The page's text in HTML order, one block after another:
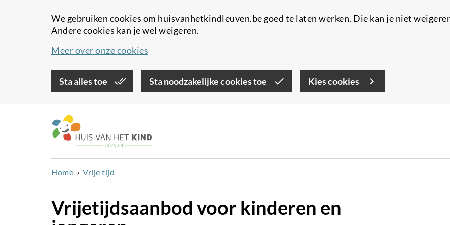
We gebruiken cookies om huisvanhetkindleuven.be goed te laten werken. Die kan je niet
Andere cookies kan je wel weigeren.
Meer over onze cookies
Sta alles toe Sta noodzakelijke cookies toe Kies cookies
Home Vrije tijd
Vrijetijdsaanbod voor kinderen en